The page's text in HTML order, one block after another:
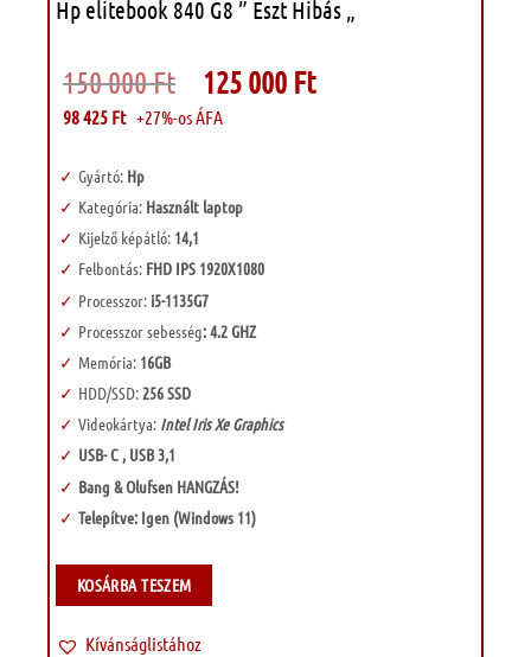
Hp elitebook 840 G8 ” Eszt Hibás „
150 000Ft Original
price
was:
150
125 000 Ft
98 425 Ft +27%-os ÁFA
Gyártó: Hp
Kategória: Használt laptop
Kijelző képátló: 14,1
Felbontás: FHD IPS 1920X1080
Processzor:i5-1135G7
Processzor sebesség: 4.2 GHZ
Memória:16GB
HDD/SSD:256 SSD
Videokártya: Intel Iris Xe Graphics
USB- C , USB 3,1
Bang & Olufsen HANGZÁS!
Telepítve: Igen (Windows 11)
KOSÁRBA TESZEM
Kívánságlistához